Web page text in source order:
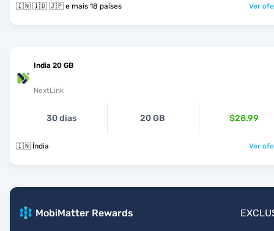
🇮🇳 🇮🇩 🇯🇵 e mais 18 países Ver
India 20 GB
NextLink
30 dias 20 GB $28.99
🇮🇳 Índia Ver
MobiMatter Rewards